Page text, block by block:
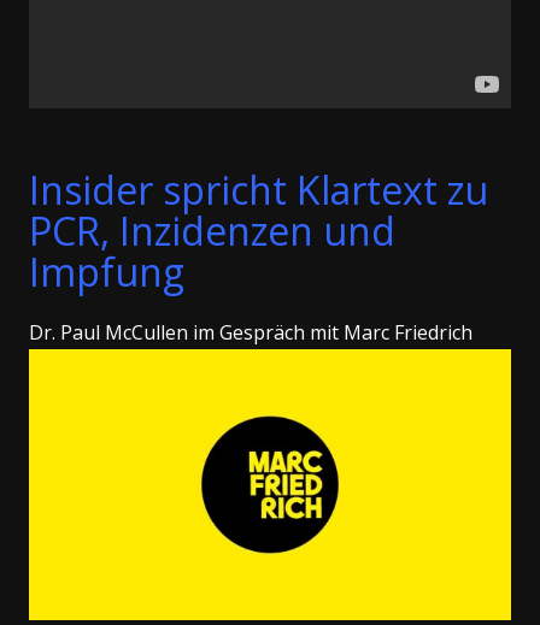
Insider spricht Klartext zu
PCR, Inzidenzen und
Impfung
Dr. Paul McCullen im Gespräch mit Marc Friedrich